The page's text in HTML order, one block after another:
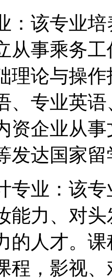
：该专业
从事乘务
理论与操
、专业英
资企业从
发达国家
专业：该
能力、对
的人才。
程，影视